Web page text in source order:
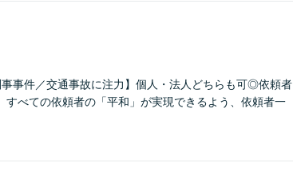
事件／交通事故に注力】個人・法人どちらも可◎依頼者
べての依頼者の「平和」が実現できるよう、依頼者一